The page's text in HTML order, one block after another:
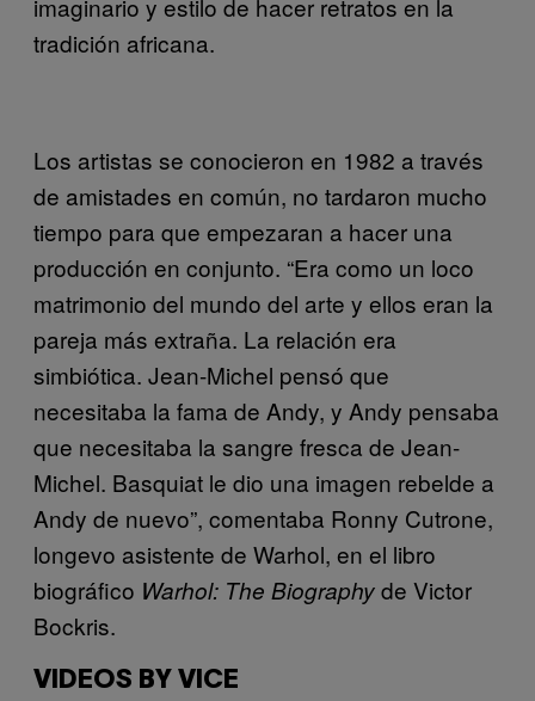
tradición africana.
Los artistas se conocieron en 1982 a través
de amistades en común, no tardaron mucho
tiempo para que empezaran a hacer una
producción en conjunto. “Era como un loco
matrimonio del mundo del arte y ellos eran la
pareja más extraña. La relación era
simbiótica. Jean-Michel pensó que
necesitaba la fama de Andy, y Andy pensaba
que necesitaba la sangre fresca de Jean-
Michel. Basquiat le dio una imagen rebelde a
Andy de nuevo”, comentaba Ronny Cutrone,
longevo asistente de Warhol, en el libro
biográfico Warhol: The Biographyde Victor
Bockris.
VIDEOS BY VICE